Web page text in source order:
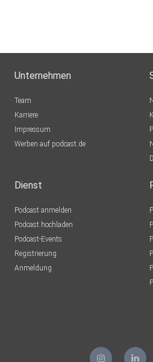
Unternehmen
Team
Karriere
Impressum
Werben auf podcast.de
Dienst
Podcast anmelden
Podcast hochladen
Podcast-Events
Registrierung
Anmeldung